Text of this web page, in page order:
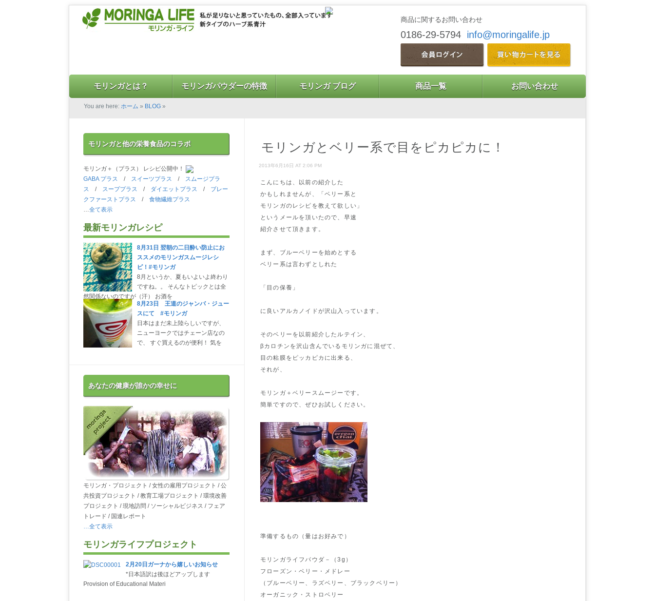
商品に関するお問い合わせ
0186-29-5794 info@moringalife.jp
モリンガとは？ モリンガパウダーの特徴 モリンガ ブログ 商品一覧 お問い合わせ
You are here: ホーム » BLOG »
モリンガとベリー系で目をピカピカに！
2013年6月16日 AT 2:06 PM
こんにちは、以前の紹介した
かもしれませんが、「ベリー系と
モリンガのレシピを教えて欲しい」
というメールを頂いたので、早速
紹介させて頂きます。
まず、ブルーベリーを始めとする
ベリー系は言わずとしれた
「目の保養」
に良いアルカノイドが沢山入っています。
そのベリーを以前紹介したルテイン、
βカロチンを沢山含んでいるモリンガに混ぜて、
目の粘膜をピッカピカに出来る、
それが、
モリンガ＋ベリースムージーです。
簡単ですので、ぜひお試しください。
準備するもの（量はお好みで）
モリンガライフパウダ－（3g）
フローズン・ベリー・メドレー
（ブルーベリー、ラズベリー、ブラックベリー）
オーガニック・ストロベリー
モリンガと他の栄養食品のコラボ
モリンガ＋（プラス） レシピ公開中！
GABA プラス / スイーツプラス / スムージプラ
ス / スーププラス / ダイエットプラス / ブレー
クファーストプラス / 食物繊維プラス
…全て表示
最新モリンガレシピ
8月31日 翌朝の二日酔い防止にお
ススメのモリンガスムージレシ
ピ！#モリンガ
8月というか、夏もいよいよ終わり
ですね。。 そんなトピックとは全
然関係ないのですが（汗） お酒を
8月23日 王道のジャンバ・ジュー
スにて #モリンガ
日本はまだ未上陸らしいですが、
ニューヨークではチェーン店なの
で、 すぐ買えるのが便利！ 気を
あなたの健康が誰かの幸せに
モリンガ・プロジェクト / 女性の雇用プロジェクト / 公
共投資プロジェクト / 教育工場プロジェクト / 環境改善
プロジェクト / 現地訪問 / ソーシャルビジネス / フェア
トレード / 国連レポート
…全て表示
モリンガライフプロジェクト
2月20日ガーナから嬉しいお知らせ
*日本語訳は後ほどアップします
Provision of Educational Materi